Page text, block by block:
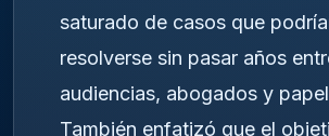
saturado de casos que
resolverse sin pasar años
audiencias, abogados y
También enfatizó que el